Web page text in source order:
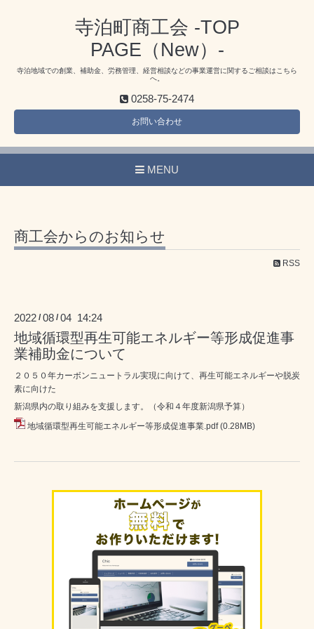
寺泊町商工会 -TOP
PAGE（New）-
寺泊地域での創業、補助金、労務管理、経営相談などの事業運営に関するご相談はこちら
へ。
0258-75-2474
お問い合わせ
MENU
商工会からのお知らせ
RSS
2022 /08 /04 14:24
地域循環型再生可能エネルギー等形成促進事
業補助金について
２０５０年カーボンニュートラル実現に向けて、再生可能エネルギーや脱炭
素に向けた
新潟県内の取り組みを支援します。（令和４年度新潟県予算）
地域循環型再生可能エネルギー等形成促進事業.pdf (0.28MB)